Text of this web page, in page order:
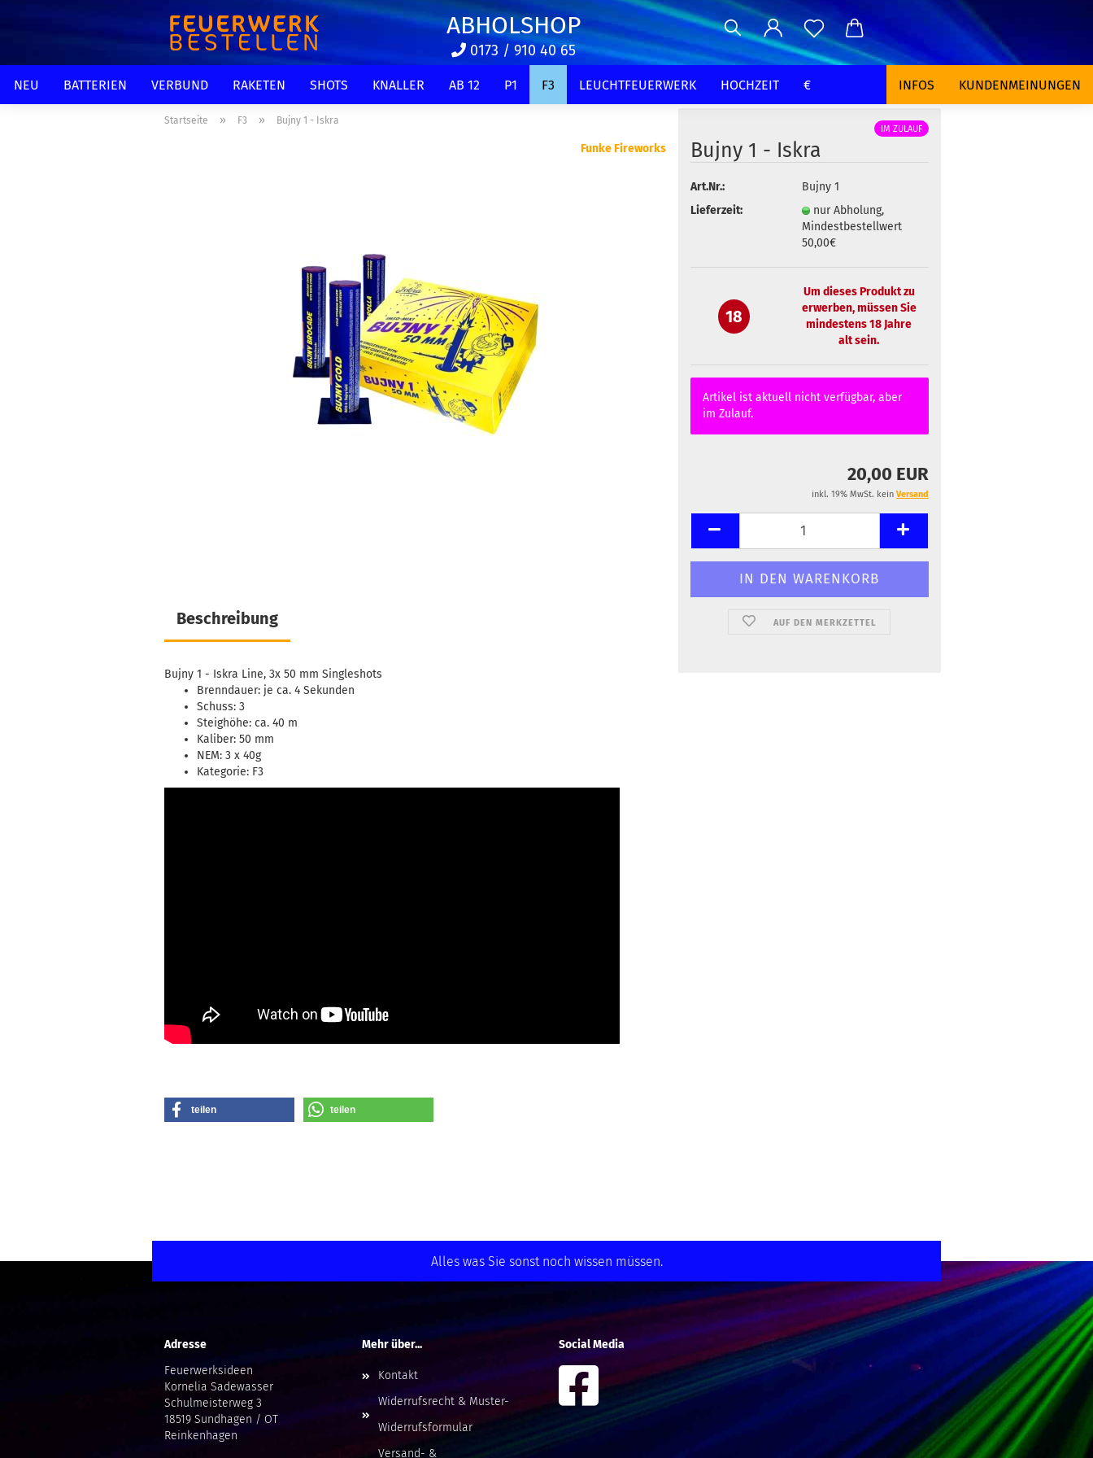
ABHOLSHOP
0173 / 910 40 65
NEU BATTERIEN VERBUND RAKETEN SHOTS KNALLER AB 12 P1 F3 LEUCHTFEUERWERK HOCHZEIT € INFOS KUNDENMEINUNGEN
Startseite » F3 » Bujny 1 - Iskra
Funke Fireworks
IM ZULAUF
Bujny 1 - Iskra
Art.Nr.:
Bujny 1
Lieferzeit:
nur Abholung,
Mindestbestellwert
50,00€
18
Um dieses Produkt zu
erwerben, müssen Sie
mindestens 18 Jahre
alt sein.
Artikel ist aktuell nicht verfügbar, aber
im Zulauf.
20,00 EUR
inkl. 19% MwSt. kein Versand
AUF DEN MERKZETTEL
Beschreibung
Bujny 1 - Iskra Line, 3x 50 mm Singleshots
Brenndauer: je ca. 4 Sekunden
Schuss: 3
Steighöhe: ca. 40 m
Kaliber: 50 mm
NEM: 3 x 40g
Kategorie: F3
teilen teilen
Alles was Sie sonst noch wissen müssen.
Adresse
Feuerwerksideen
Kornelia Sadewasser
Schulmeisterweg 3
18519 Sundhagen / OT
Reinkenhagen
Mehr über...
Kontakt
Widerrufsrecht & Muster-
Widerrufsformular
Versand- &
Social Media